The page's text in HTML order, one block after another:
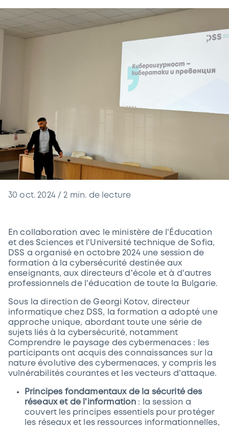
30 oct. 2024 / 2 min. de lecture
En collaboration avec le ministère de l'Éducation
et des Sciences et l'Université technique de Sofia,
DSS a organisé en octobre 2024 une session de
formation à la cybersécurité destinée aux
enseignants, aux directeurs d'école et à d'autres
professionnels de l'éducation de toute la Bulgarie.
Sous la direction de Georgi Kotov, directeur
informatique chez DSS, la formation a adopté une
approche unique, abordant toute une série de
sujets liés à la cybersécurité, notamment
Comprendre le paysage des cybermenaces : les
participants ont acquis des connaissances sur la
nature évolutive des cybermenaces, y compris les
vulnérabilités courantes et les vecteurs d'attaque.
Principes fondamentaux de la sécurité des
réseaux et de l'information : la session a
couvert les principes essentiels pour protéger
les réseaux et les ressources informationnelles,